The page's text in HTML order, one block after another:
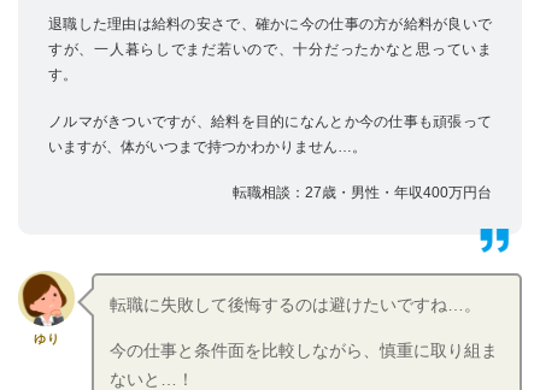
退職した理由は給料の安さで、確かに今の仕事の方が給料が良いで
すが、一人暮らしでまだ若いので、十分だったかなと思っていま
す。
ノルマがきついですが、給料を目的になんとか今の仕事も頑張って
いますが、体がいつまで持つかわかりません…。
転職相談：27歳・男性・年収400万円台
ゆり
転職に失敗して後悔するのは避けたいですね…。
今の仕事と条件面を比較しながら、慎重に取り組ま
ないと…！